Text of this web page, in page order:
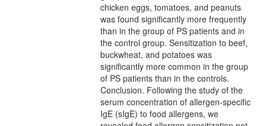
chicken eggs, tomatoes, and peanuts
was found significantly more frequently
than in the group of PS patients and in
the control group. Sensitization to beef,
buckwheat, and potatoes was
significantly more common in the group
of PS patients than in the controls.
Conclusion. Following the study of the
serum concentration of allergen-specific
IgE (sIgE) to food allergens, we